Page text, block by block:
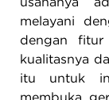
melayani
dengan fitur
kualitasnya
itu untuk
membuka